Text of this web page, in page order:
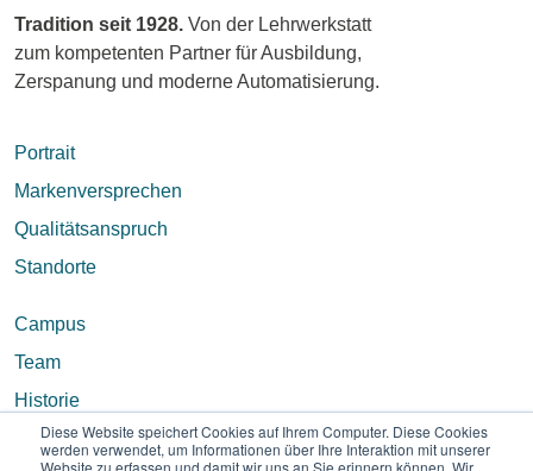
Diese Website speichert Cookies auf Ihrem Computer. Diese Cookies
werden verwendet, um Informationen über Ihre Interaktion mit unserer
Website zu erfassen und damit wir uns an Sie erinnern können. Wir
Tradition seit 1928. Von der Lehrwerkstatt
zum kompetenten Partner für Ausbildung,
Zerspanung und moderne Automatisierung.
Portrait
Markenversprechen
Qualitätsanspruch
Standorte
Campus
Team
Historie